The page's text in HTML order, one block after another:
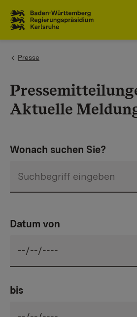
You are here:
Presse
Aktuelle
Wonach suchen Sie?
Datum von
bis